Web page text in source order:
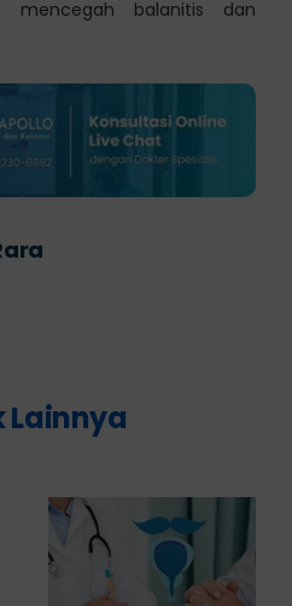
mencegah balanitis dan
Lainnya